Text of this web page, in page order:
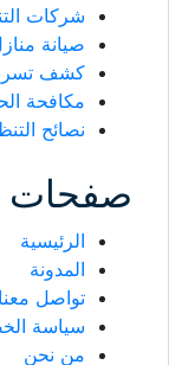
شركات
صيانة
كشف
مكافحة
نصائح
صفحات
الرئيسية
المدونة
تواصل معنا
سياسة
من نحن